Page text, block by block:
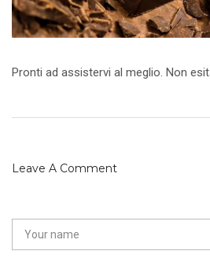
Pronti ad assistervi al meglio. Non
Leave A Comment